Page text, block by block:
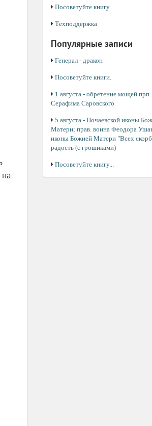
Посоветуйте книгу
Техподдержка
Популярные записи
Генерал - дракон
Посоветуйте книги.
1 августа - обретение мощей прп.
Серафима Саровского
5 августа - Почаевской иконы
Матери; прав. воина Феодора
иконы Божией Матери "Всех
радость (с грошиками)
Посоветуйте книгу...